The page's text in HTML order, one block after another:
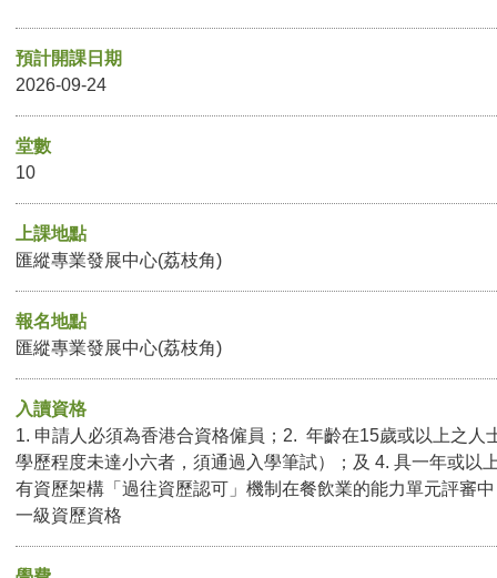
預計開課日期
2026-09-24
堂數
10
上課地點
匯縱專業發展中心(荔枝角)
報名地點
匯縱專業發展中心(荔枝角)
入讀資格
1. 申請人必須為香港合資格僱員；2. 年齡在15歲或以上之人
學歷程度未達小六者，須通過入學筆試）；及 4. 具一年或以
有資歷架構「過往資歷認可」機制在餐飲業的能力單元評審
一級資歷資格